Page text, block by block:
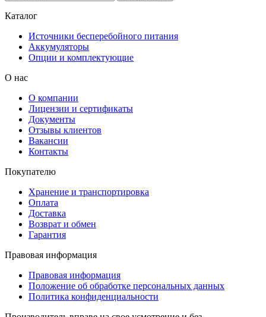
Каталог
Источники бесперебойного питания
Аккумуляторы
Опции и комплектующие
О нас
О компании
Лицензии и сертификаты
Документы
Отзывы клиентов
Вакансии
Контакты
Покупателю
Хранение и транспортировка
Оплата
Доставка
Возврат и обмен
Гарантия
Правовая информация
Правовая информация
Положение об обработке персональных данных
Политика конфиденциальности